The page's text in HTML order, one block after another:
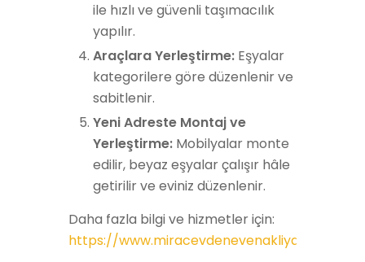
ile hızlı ve güvenli taşımacılık
yapılır.
Araçlara Yerleştirme: Eşyalar
kategorilere göre düzenlenir ve
sabitlenir.
Yeni Adreste Montaj ve
Yerleştirme: Mobilyalar monte
edilir, beyaz eşyalar çalışır hâle
getirilir ve eviniz düzenlenir.
Daha fazla bilgi ve hizmetler için:
https://www.miracevdenevenakliyat.com